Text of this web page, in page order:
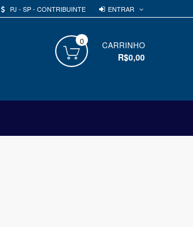
PJ - SP - CONTRIBUINTE ENTRAR
CARRINHO
0
R$0,00